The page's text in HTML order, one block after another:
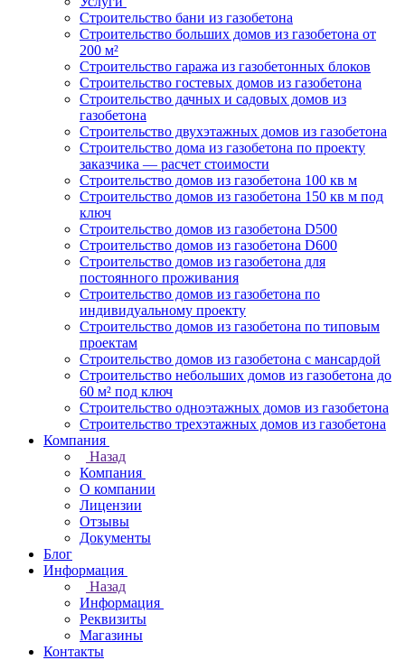
Строительство бани из газобетона
Строительство больших домов из газобетона от
200 м²
Строительство гаража из газобетонных блоков
Строительство гостевых домов из газобетона
Строительство дачных и садовых домов из
газобетона
Строительство двухэтажных домов из газобетона
Строительство дома из газобетона по проекту
заказчика — расчет стоимости
Строительство домов из газобетона 100 кв м
Строительство домов из газобетона 150 кв м под
ключ
Строительство домов из газобетона D500
Строительство домов из газобетона D600
Строительство домов из газобетона для
постоянного проживания
Строительство домов из газобетона по
индивидуальному проекту
Строительство домов из газобетона по типовым
проектам
Строительство домов из газобетона с мансардой
Строительство небольших домов из газобетона до
60 м² под ключ
Строительство одноэтажных домов из газобетона
Строительство трехэтажных домов из газобетона
Компания
Назад
Компания
О компании
Лицензии
Отзывы
Документы
Блог
Информация
Назад
Информация
Реквизиты
Магазины
Контакты